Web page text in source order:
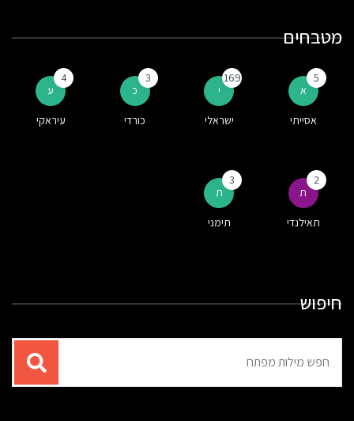
מטבחים
א
5
אסייתי
י
169
ישראלי
כ
3
כורדי
ע
4
עיראקי
ת
2
תאילנדי
ת
3
תימני
חיפוש
עבור